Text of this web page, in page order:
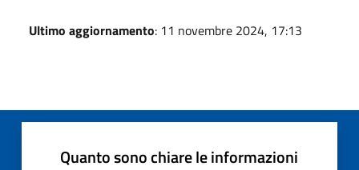
Ultimo aggiornamento: 11 novembre 2024, 17:13
Quanto sono chiare le informazioni